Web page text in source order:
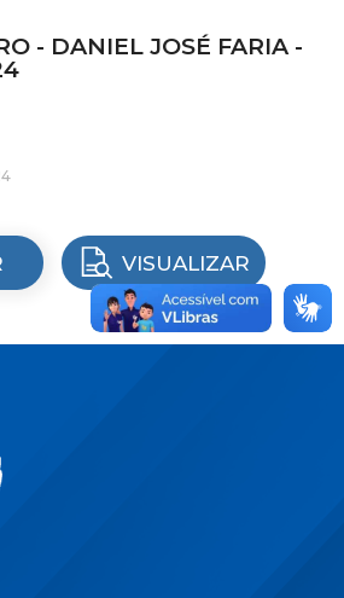
- DANIEL JOSÉ FARIA -
VISUALIZAR